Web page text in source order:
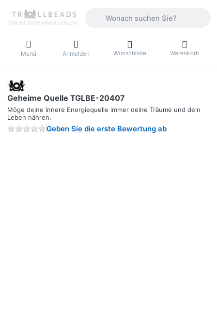
Menü Anmelden Wunschliste Warenkorb
Geheime Quelle TGLBE-20407
Möge deine innere Energiequelle immer deine Träume und dein
Leben nähren.
Geben Sie die erste Bewertung ab